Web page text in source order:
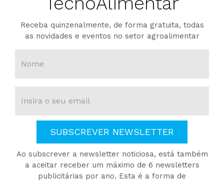
Receba quinzenalmente, de forma gratuita, todas
as novidades e eventos no setor agroalimentar
SUBSCREVER NEWSLETTER
Ao subscrever a newsletter noticiosa, está também
a aceitar receber um máximo de 6 newsletters
publicitárias por ano. Esta é a forma de